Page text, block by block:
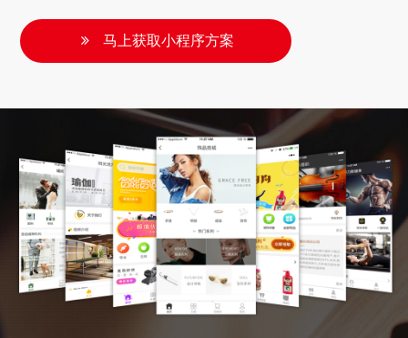
马上获取小程序方案